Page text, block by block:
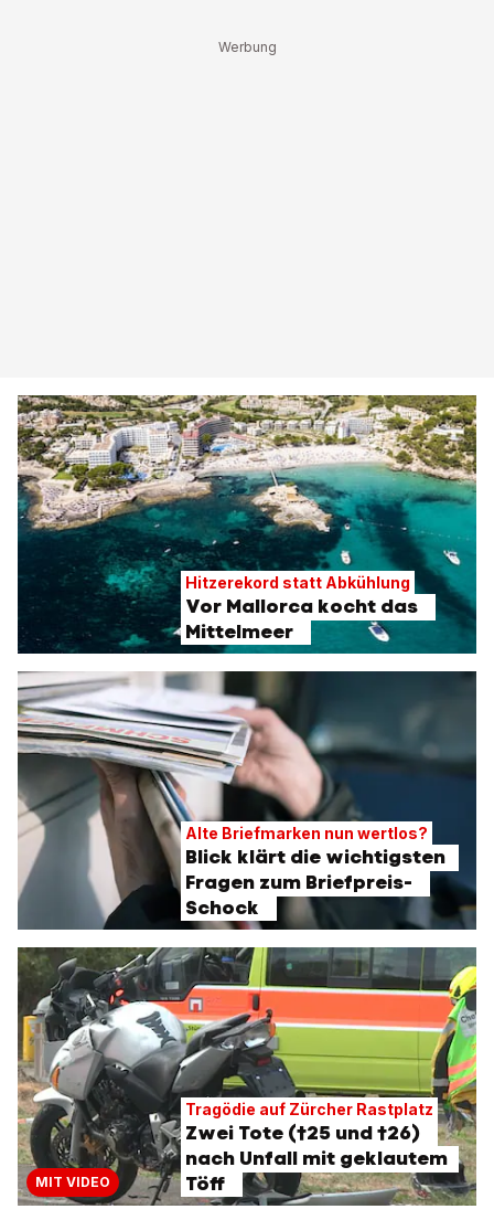
Hitzerekord statt Abkühlung
Vor Mallorca kocht das
Mittelmeer
Alte Briefmarken nun wertlos?
Blick klärt die wichtigsten
Fragen zum Briefpreis-
Schock
MIT VIDEO
Tragödie auf Zürcher Rastplatz
Zwei Tote (†25 und †26)
nach Unfall mit geklautem
Töff